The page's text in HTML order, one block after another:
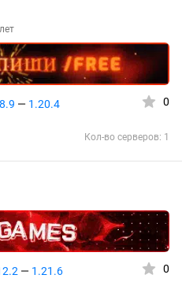
— 1.20.4 0
Кол-во серверов: 1
— 1.21.6 0